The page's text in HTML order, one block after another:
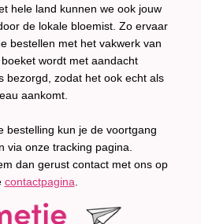
hele land kunnen we ook jouw
de lokale bloemist. Zo ervaar
bestellen met het vakwerk van
wordt met aandacht
bezorgd, zodat het ook echt als
aankomt.
bestelling kun je de voortgang
via onze tracking pagina.
dan gerust contact met ons op
contactpagina